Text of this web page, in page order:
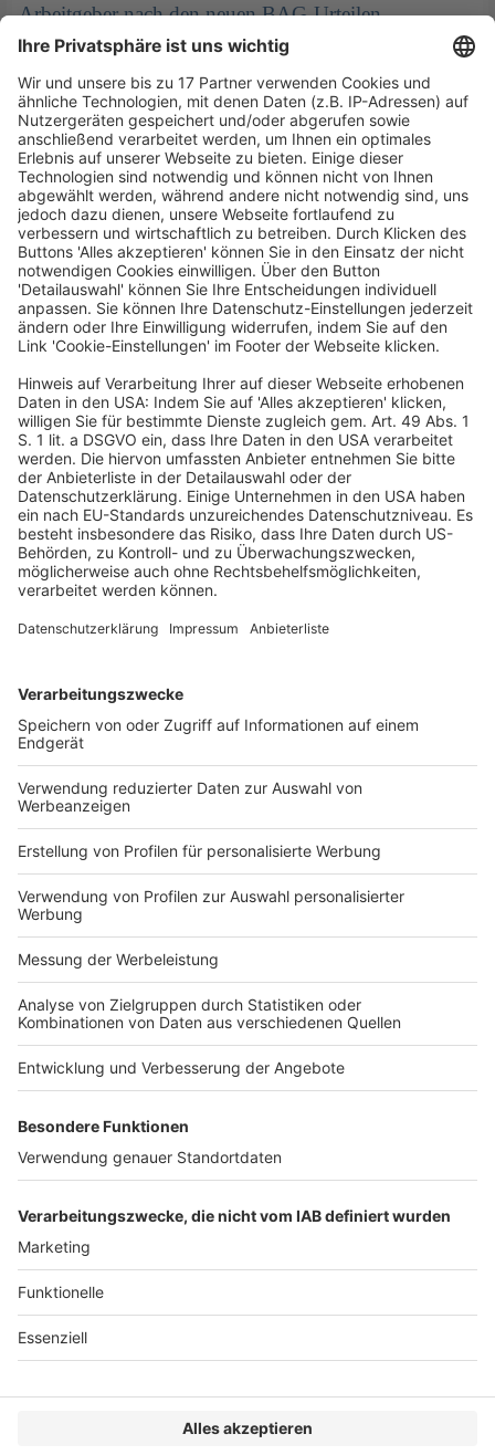
Arbeitgeber nach den neuen BAG-Urteilen
Kündigungsrisiken minimieren
Veröffentlicht am 28. Juli 2026
Die rechtliche Behandlung von Massenentlassungen
gehört zu den besonders praxisrelevanten und
zugleich fehleranfälligen Bereichen des
Kündigungsrechts. Bereits geringe Abweichungen von
den gesetzlich vorgegebenen Verfahrensschritten
können erhebliche Folgen für die Wirksamkeit […]
Im Blickpunkt
Veröffentlicht am21. Juli 2026von_red
Vorabentscheidung über den Rechtsweg: Das
Versorgungswerk der Zahnärztekammer Berlin (VZB)
hat gegen seinen ehemaligen Direktor eine Klage auf
Schadensersatz vor dem Arbeitsgericht (ArbG) Berlin
erhoben. Vorausgegangen war die fristlose und
hilfsweise ordentliche Kündigung des Direktors. Das
VZB hatte ihm vorgeworfen, er habe seine Position zur
eigenen Bereicherung und zum erheblichen
finanziellen Schaden des VZB missbraucht. …
Treuwidrigkeit der Geltendmachung eines rechtskräftig
festgestellten Anspruchs auf Betriebsrente
Veröffentlicht am
Der Kläger ist Rechtsanwalt und Steuerberater. Im
Jahr 1999 trat der Kläger als Partner in die beklagte,
mittlerweile in Liquidation befindliche Rechtsanwalts-
GmbH ein und erhielt in diesem Zusammenhang eine
Versorgungszusage. […]
Aufsatz: Die
verfassungsrechtliche Vorgabe der Einheit der
Rechtsordnung im Kontext digitaler
Arbeitsunfähigkeitsbescheinigungen
Veröffentlicht am von
Der Beitrag untersucht die Vereinbarkeit der
vom 5.9.2025 – 14 SLa 145/25 mit dem
verfassungsrechtlichen Grundsatz der Einheit der
Rechtsordnung. Im Mittelpunkt steht die Frage, […]
1 2
MEDIADATEN